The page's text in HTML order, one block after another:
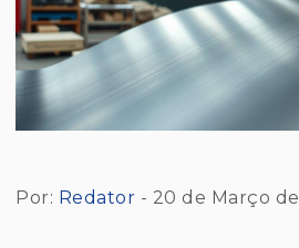
Por: Redator - 20 de Março